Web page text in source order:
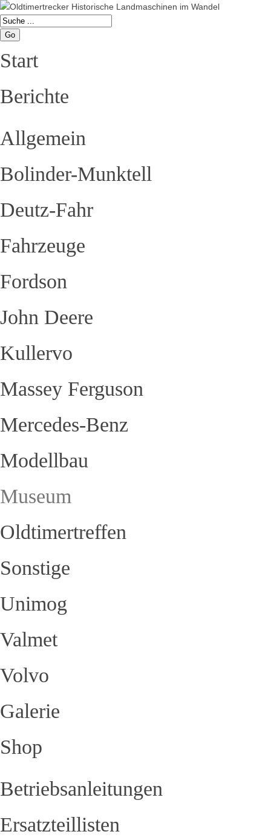
Go
Start
Berichte
Allgemein
Bolinder-Munktell
Deutz-Fahr
Fahrzeuge
Fordson
John Deere
Kullervo
Massey Ferguson
Mercedes-Benz
Modellbau
Museum
Oldtimertreffen
Sonstige
Unimog
Valmet
Volvo
Galerie
Shop
Betriebsanleitungen
Ersatzteillisten